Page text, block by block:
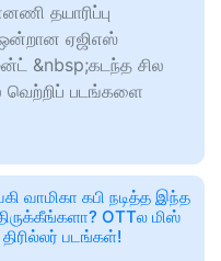
தயாரிப்பு
ஏஜிஎஸ்
&nbsp;கடந்த சில
படங்களை
வாமிகா கபி நடித்த இந்த
OTTல மிஸ்
படங்கள்!